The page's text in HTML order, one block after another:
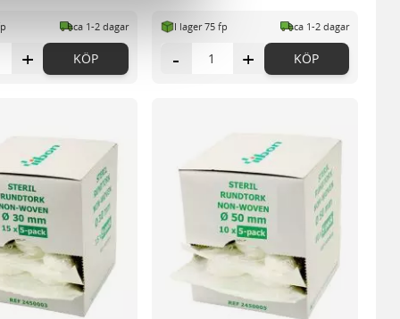
kombinera informationen
tjänster.
ca 1-2 dagar
+ KÖP
I lager 75 fp ca 1-2 dagar
- + KÖP